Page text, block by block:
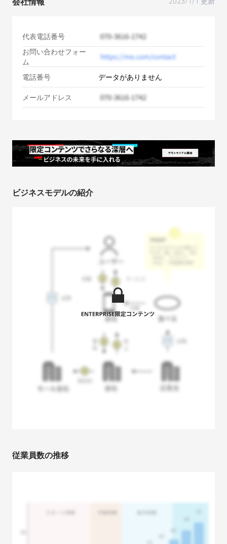
代表電話番号
お問い合わせフォー
ム
電話番号
データがありません
メールアドレス
ビジネスモデルの紹介
従業員数の推移